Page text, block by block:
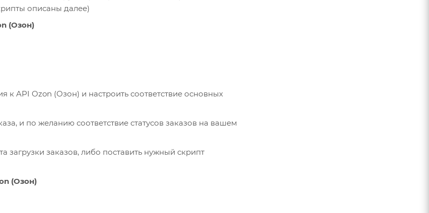
описаны далее)
(Озон)
API Ozon (Озон) и настроить соответствие основных
и по желанию соответствие статусов заказов на вашем
загрузки заказов, либо поставить нужный скрипт
(Озон)